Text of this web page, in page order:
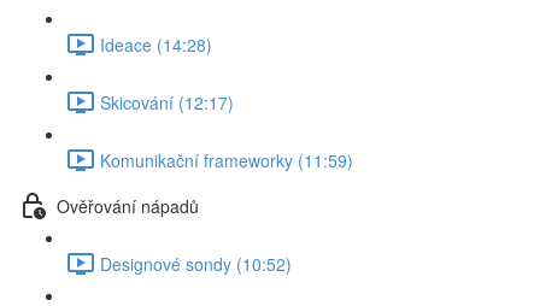
Ideace (14:28)
Skicování (12:17)
Komunikační frameworky (11:59)
Ověřování nápadů
Designové sondy (10:52)